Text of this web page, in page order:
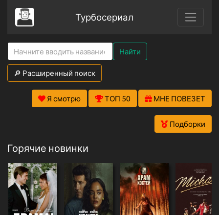
Турбосериал
Найти
🔎 Расширенный поиск
Я смотрю ТОП 50 МНЕ ПОВЕЗЕТ
Подборки
Горячие новинки